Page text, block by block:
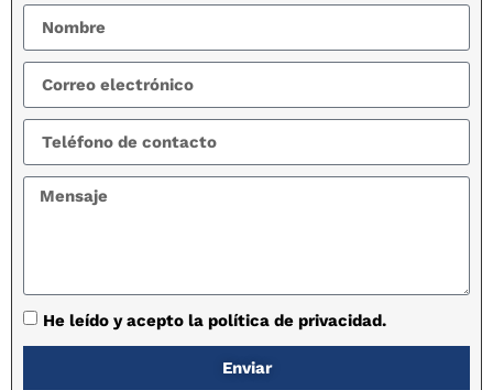
He leído y acepto la política de privacidad.
Enviar